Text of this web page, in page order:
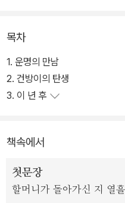
이 책은 유일한 피붙이 할머니
은 기회에 권법의 달인 오방도
삼 년간의 과정을 유쾌하게 그
불어넣는다.
작가는 입체적으로 그려진 각
이야기 전체를 이끌고 가는 ‘권
목차
1. 운명의 만남
2. 건방이의 탄생
3. 이 년 후
책속에서
첫문장
할머니가 돌아가신 지 열